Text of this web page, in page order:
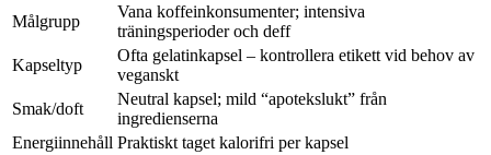
Målgrupp
Vana koffeinkonsumenter; intensiva
träningsperioder och deff
Kapseltyp
Ofta gelatinkapsel – kontrollera etikett vid behov av
veganskt
Smak/doft
Neutral kapsel; mild “apotekslukt” från
ingredienserna
Energiinnehåll Praktiskt taget kalorifri per kapsel